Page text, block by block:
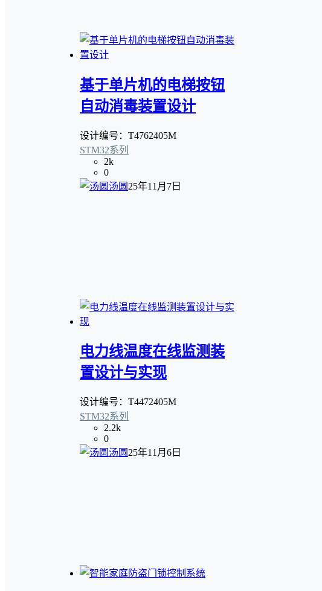
基于单片机的电梯按钮
自动消毒装置设计
设计编号：T4762405M
STM32系列
2k
0
汤圆 25年11月7日
电力线温度在线监测装
置设计与实现
设计编号：T4472405M
STM32系列
2.2k
0
汤圆 25年11月6日